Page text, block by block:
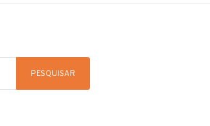
PESQUISAR